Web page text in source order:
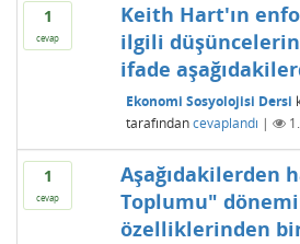
1
cevap
Keith Hart'ın
ilgili
ifade
Ekonomi Sosyolojisi Dersi
tarafından cevaplandı |
1
cevap
Aşağıdakilerden
Toplumu"
özelliklerinden